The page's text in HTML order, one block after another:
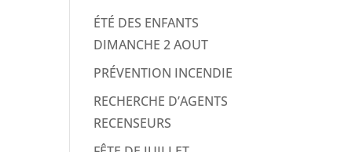
ÉTÉ DES ENFANTS
DIMANCHE 2 AOUT
PRÉVENTION INCENDIE
RECHERCHE D’AGENTS
RECENSEURS